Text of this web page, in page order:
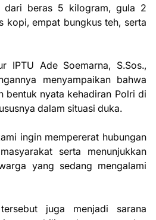
dari beras 5 kilogram, gula 2
kopi, empat bungkus teh, serta
IPTU Ade Soemarna, S.Sos.,
menyampaikan bahwa
bentuk nyata kehadiran Polri di
dalam situasi duka.
ingin mempererat hubungan
serta menunjukkan
yang sedang mengalami
juga menjadi sarana